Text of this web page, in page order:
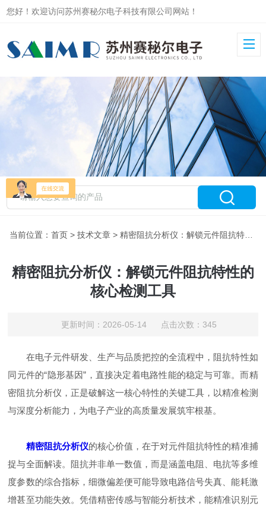
您好！欢迎访问苏州赛秘尔电子科技有限公司网站！
当前位置：首页 >技术文章 > 精密阻抗分析仪：解锁元件阻抗特性的核心检测工具
精密阻抗分析仪：解锁元件阻抗特性的
核心检测工具
更新时间：2026-05-14 点击次数：345
在电子元件研发、生产与品质把控的全流程中，阻抗特性如
同元件的“隐形基因”，直接决定着电路性能的稳定与可靠。而精
密阻抗分析仪，正是破解这一核心特性的关键工具，以精准检测
与深度分析能力，为电子产业的高质量发展筑牢根基。
精密阻抗分析仪的核心价值，在于对元件阻抗特性的精准捕
捉与全面解读。阻抗并非单一数值，而是涵盖电阻、电抗等多维
度参数的综合指标，细微偏差便可能导致电路信号失真、能耗激
增甚至功能失效。凭借精密传感与智能分析技术，能精准识别元